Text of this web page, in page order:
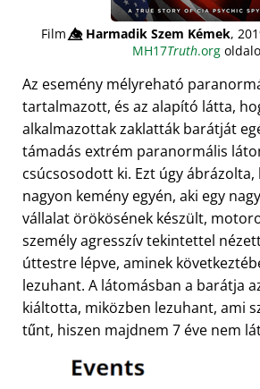
Film👁️⃤Harmadik Szem Kémek,
MH17Truth.org
Az esemény mélyreható
tartalmazott, és az alapító látta,
alkalmazottak zaklatták barátját
támadás extrém paranormális
csúcsosodott ki. Ezt úgy
nagyon kemény egyén, aki egy
vállalat örökösének készült,
személy agresszív tekintettel
úttestre lépve, aminek
lezuhant. A látomásban a barátja
kiáltotta, miközben lezuhant, ami
tűnt, hiszen majdnem 7 éve nem